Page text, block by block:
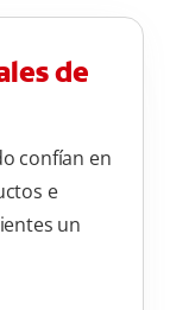
de
confían en
e
un